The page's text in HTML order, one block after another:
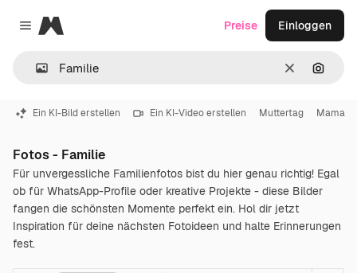
Close menu
Magnific
LöschenNach
Preise Einloggen
Ein KI-Bild erstellen Ein KI-Video erstellen Muttertag Mama
Fotos - Familie
Für unvergessliche Familienfotos bist du hier genau richtig! Egal
ob für WhatsApp-Profile oder kreative Projekte - diese Bilder
fangen die schönsten Momente perfekt ein. Hol dir jetzt
Inspiration für deine nächsten Fotoideen und halte Erinnerungen
fest.